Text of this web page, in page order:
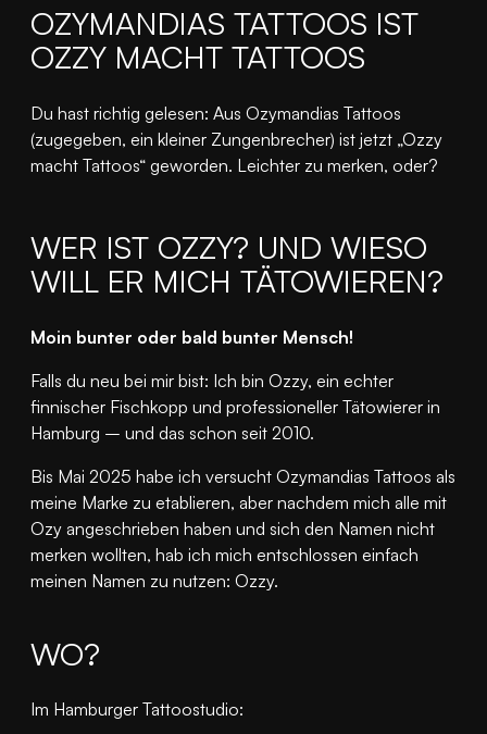
OZYMANDIAS TATTOOS IST
OZZY MACHT TATTOOS
Du hast richtig gelesen: Aus Ozymandias Tattoos
(zugegeben, ein kleiner Zungenbrecher) ist jetzt „Ozzy
macht Tattoos“ geworden. Leichter zu merken, oder?
WER IST OZZY? UND WIESO
WILL ER MICH TÄTOWIEREN?
Moin bunter oder bald bunter Mensch!
Falls du neu bei mir bist: Ich bin Ozzy, ein echter
finnischer Fischkopp und professioneller Tätowierer in
Hamburg – und das schon seit 2010.
Bis Mai 2025 habe ich versucht Ozymandias Tattoos als
meine Marke zu etablieren, aber nachdem mich alle mit
Ozy angeschrieben haben und sich den Namen nicht
merken wollten, hab ich mich entschlossen einfach
meinen Namen zu nutzen: Ozzy.
WO?
Im Hamburger Tattoostudio: